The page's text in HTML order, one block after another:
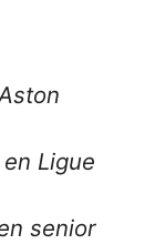
Ligue
senior